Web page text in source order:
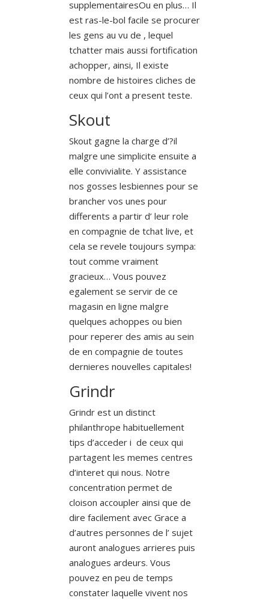
supplementairesOu en plus… Il
est ras-le-bol facile se procurer
les gens au vu de , lequel
tchatter mais aussi fortification
achopper, ainsi, Il existe
nombre de histoires cliches de
ceux qui l’ont a present teste.
Skout
Skout gagne la charge d’?il
malgre une simplicite ensuite a
elle convivialite. Y assistance
nos gosses lesbiennes pour se
brancher vos unes pour
differents a partir d’ leur role
en compagnie de tchat live, et
cela se revele toujours sympa:
tout comme vraiment
gracieux… Vous pouvez
egalement se servir de ce
magasin en ligne malgre
quelques achoppes ou bien
pour reperer des amis au sein
de en compagnie de toutes
dernieres nouvelles capitales!
Grindr
Grindr est un distinct
philanthrope habituellement
tips d’acceder i de ceux qui
partagent les memes centres
d’interet qui nous. Notre
concentration permet de
cloison accoupler ainsi que de
dire facilement avec Grace a
d’autres personnes de l’ sujet
auront analogues arrieres puis
analogues ardeurs. Vous
pouvez en peu de temps
constater laquelle vivent nos